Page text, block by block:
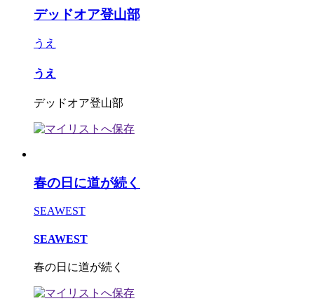
デッドオア登山部
うえ
うえ
デッドオア登山部
春の日に道が続く
SEAWEST
SEAWEST
春の日に道が続く